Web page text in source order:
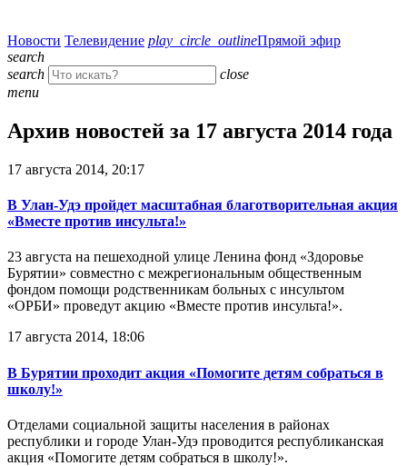
Новости Телевидение play_circle_outlineПрямой эфир
search
search
close
menu
Архив новостей за 17 августа 2014 года
17 августа 2014, 20:17
В Улан-Удэ пройдет масштабная благотворительная акция
«Вместе против инсульта!»
23 августа на пешеходной улице Ленина фонд «Здоровье
Бурятии» совместно с межрегиональным общественным
фондом помощи родственникам больных с инсультом
«ОРБИ» проведут акцию «Вместе против инсульта!».
17 августа 2014, 18:06
В Бурятии проходит акция «Помогите детям собраться в
школу!»
Отделами социальной защиты населения в районах
республики и городе Улан-Удэ проводится республиканская
акция «Помогите детям собраться в школу!».